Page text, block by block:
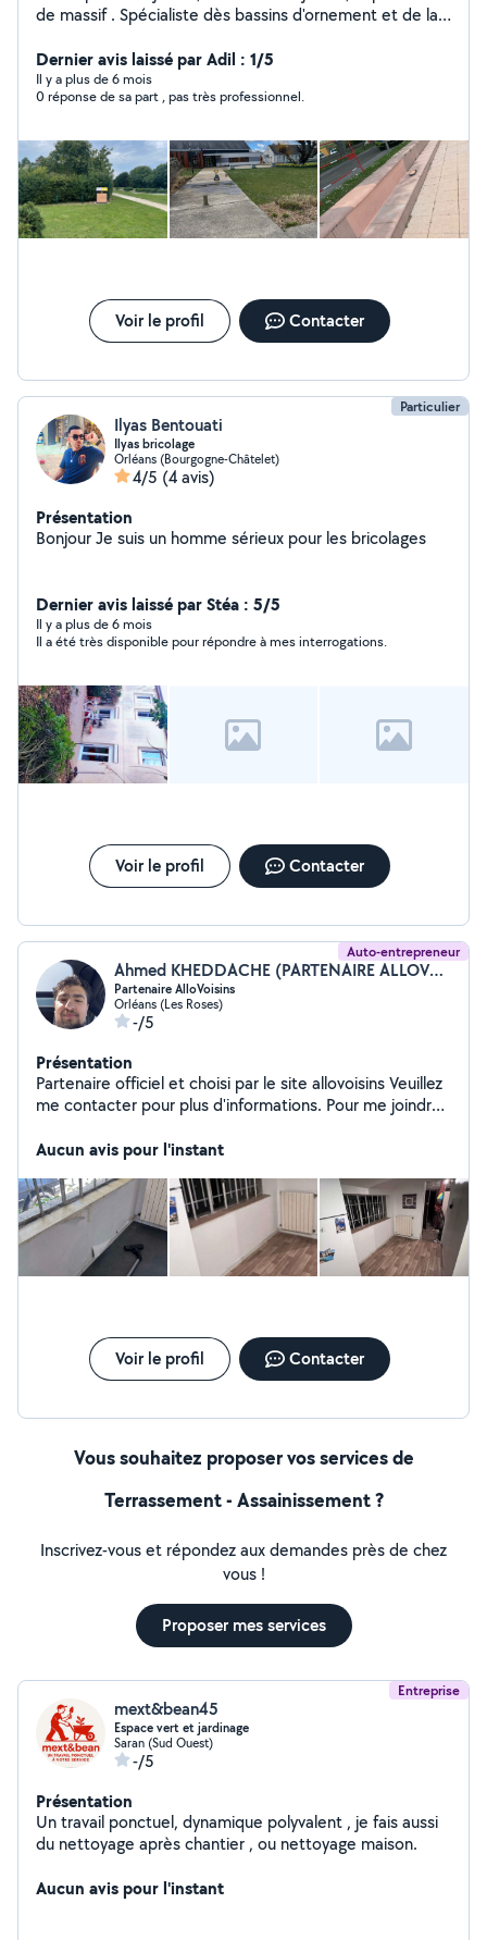
de massif . Spécialiste dès bassins d'ornement et de la
beine -Terre Terre végétale Terre de bruyère Tourbe
brune Tourbe blonde -Terreau Terreau de plantation
Terreau potager Terreau d'engazonnement Végéterrore
Paillage Végétal Écorce de pin 2 granulométrie
Plaquette de peupliers Coque de fèves de cacao
Chanvre -Paillage Minéral Ardoise 2 granulométrie Brique
2 granulométrie Galet de mer 2 granulométrie Gravillon
de seine Pouzzolane -Menhir pour rocaille Ardoise
Dernier avis laissé par Adil : 1/5
Il y a plus de 6 mois
0 réponse de sa part , pas très professionnel.
Voir le profil Contacter
Particulier
Ilyas Bentouati
Ilyas bricolage
Orléans (Bourgogne-Châtelet)
4/5 (4 avis)
Présentation
Bonjour Je suis un homme sérieux pour les bricolages
Dernier avis laissé par Stéa : 5/5
Il y a plus de 6 mois
Il a été très disponible pour répondre à mes interrogations.
Voir le profil Contacter
Auto-entrepreneur
Ahmed KHEDDACHE (PARTENAIRE ALLOVOISINS)
Partenaire AlloVoisins
Orléans (Les Roses)
-/5
Présentation
Partenaire officiel et choisi par le site allovoisins Veuillez
me contacter pour plus d'informations. Pour me joindre :
Aucun avis pour l'instant
Voir le profil Contacter
Vous souhaitez proposer vos services de
Terrassement - Assainissement ?
Inscrivez-vous et répondez aux demandes près de chez
vous !
Proposer mes services
Entreprise
mext&bean45
Espace vert et jardinage
Saran (Sud Ouest)
-/5
Présentation
Un travail ponctuel, dynamique polyvalent , je fais aussi
du nettoyage après chantier , ou nettoyage maison.
Aucun avis pour l'instant